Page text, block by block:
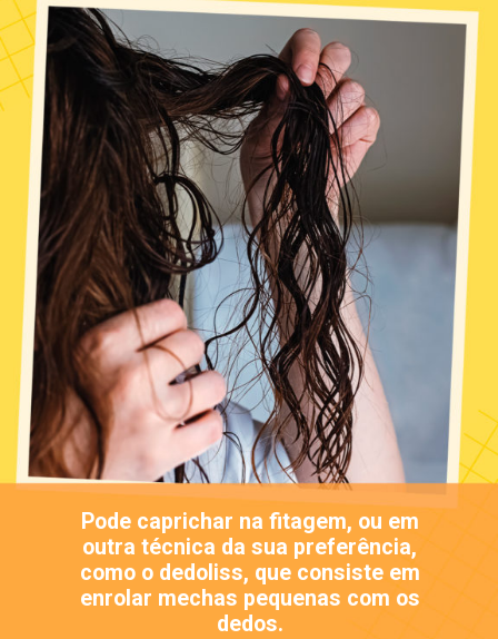
Pode caprichar na fitagem, ou em
outra técnica da sua preferência,
como o dedoliss, que consiste em
enrolar mechas pequenas com os
dedos.